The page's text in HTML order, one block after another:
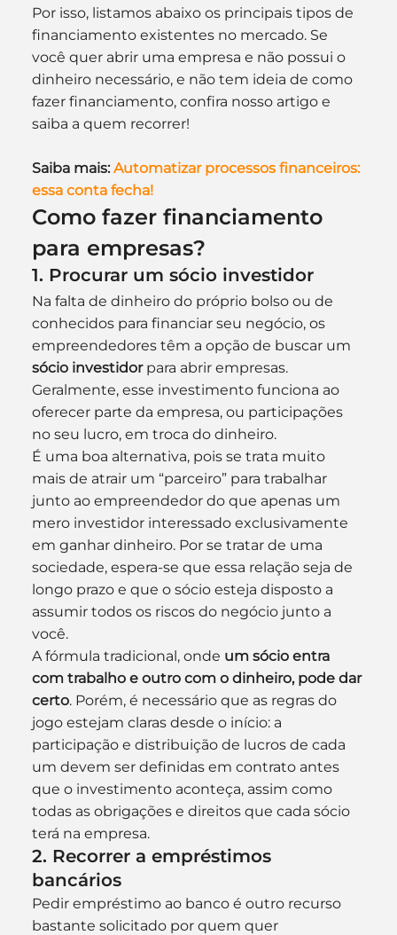
Por isso, listamos abaixo os principais tipos de
financiamento existentes no mercado. Se
você quer abrir uma empresa e não possui o
dinheiro necessário, e não tem ideia de como
fazer financiamento, confira nosso artigo e
saiba a quem recorrer!
Saiba mais: Automatizar processos financeiros:
essa conta fecha!
Como fazer financiamento
para empresas?
1. Procurar um sócio investidor
Na falta de dinheiro do próprio bolso ou de
conhecidos para financiar seu negócio, os
empreendedores têm a opção de buscar um
sócio investidor para abrir empresas.
Geralmente, esse investimento funciona ao
oferecer parte da empresa, ou participações
no seu lucro, em troca do dinheiro.
É uma boa alternativa, pois se trata muito
mais de atrair um “parceiro” para trabalhar
junto ao empreendedor do que apenas um
mero investidor interessado exclusivamente
em ganhar dinheiro. Por se tratar de uma
sociedade, espera-se que essa relação seja de
longo prazo e que o sócio esteja disposto a
assumir todos os riscos do negócio junto a
você.
A fórmula tradicional, onde um sócio entra
com trabalho e outro com o dinheiro, pode dar
certo. Porém, é necessário que as regras do
jogo estejam claras desde o início: a
participação e distribuição de lucros de cada
um devem ser definidas em contrato antes
que o investimento aconteça, assim como
todas as obrigações e direitos que cada sócio
terá na empresa.
2. Recorrer a empréstimos
bancários
Pedir empréstimo ao banco é outro recurso
bastante solicitado por quem quer